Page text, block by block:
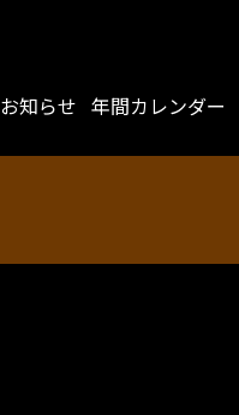
お知らせ 年間カレンダー